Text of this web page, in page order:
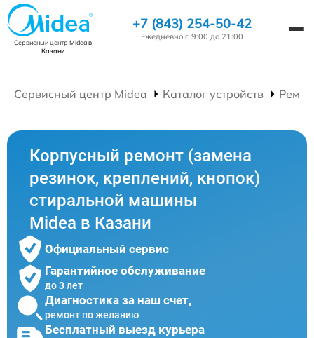
Сервисный центр Mideaв
Казани
+7 (843) 254-50-42
Ежедневно с 9:00 до 21:00
Сервисный центр Midea Каталог устройств
Корпусный ремонт (замена
резинок, креплений, кнопок)
стиральной машины
Midea в Казани
Официальный сервис
Гарантийное обслуживание
до 3 лет
Диагностика за наш счет,
ремонт по желанию
Бесплатный выезд курьера